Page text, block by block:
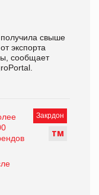
свыше
экспорта
сообщает
Закрдон
ТМ